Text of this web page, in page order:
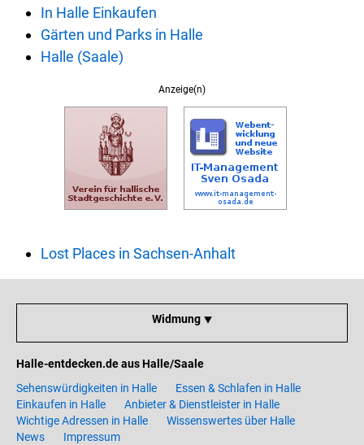
In Halle Einkaufen
Gärten und Parks in Halle
Halle (Saale)
Anzeige(n)
Lost Places in Sachsen-Anhalt
Widmung ⯆
Halle-entdecken.de aus Halle/Saale
Sehenswürdigkeiten in Halle
Essen & Schlafen in Halle
Einkaufen in Halle
Anbieter & Dienstleister in Halle
Wichtige Adressen in Halle
Wissenswertes über Halle
News
Impressum